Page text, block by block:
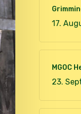
17.
MGOC
23.